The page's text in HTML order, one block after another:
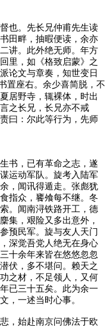
也。先长兄仲甫先生读
田畔，抽暇便读，余亦
讲。此外绝无师。年方
里，如《格致启蒙》之
论文与章奏，知世变日
置座右。余少喜简脱，不
居野寺，辄裸体，时出
之长兄，长兄亦不戒
曰：尔此等行为，先师
书，已有革命之志，遂
运动军队。旋考入陆军
，闻讯得遁走。张彪犹
指众，饔飧每不继。冬
。闻南浔铁路开工，德
集，艰险又多出意外，
预民军。旋与友人天门
深觉吾党人绝无在身心
十余年来皆在悠悠忽忽
伏，多不堪问。赖天之
之材，不足领人，又何
已三十五矣。此为余一
，一述当时心事。
，始赴南京问佛法于欧